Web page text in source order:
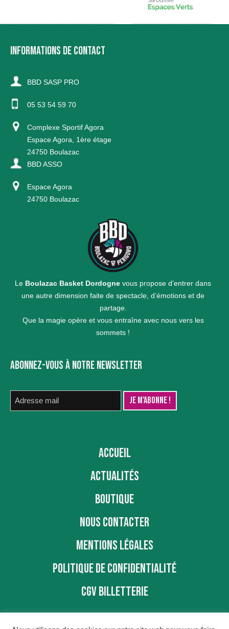
INFORMATIONS DE CONTACT
BBD SASP PRO
05 53 54 59 70
Complexe Sportif Agora
Espace Agora, 1ère étage
24750 Boulazac
BBD ASSO
Espace Agora
24750 Boulazac
Le Boulazac Basket Dordogne vous propose d’entrer dans
une autre dimension faite de spectacle, d’émotions et de
partage.
Que la magie opère et vous entraîne avec nous vers les
sommets !
ABONNEZ-VOUS À NOTRE NEWSLETTER
ACCUEIL
ACTUALITÉS
BOUTIQUE
NOUS CONTACTER
MENTIONS LÉGALES
POLITIQUE DE CONFIDENTIALITÉ
CGV BILLETTERIE